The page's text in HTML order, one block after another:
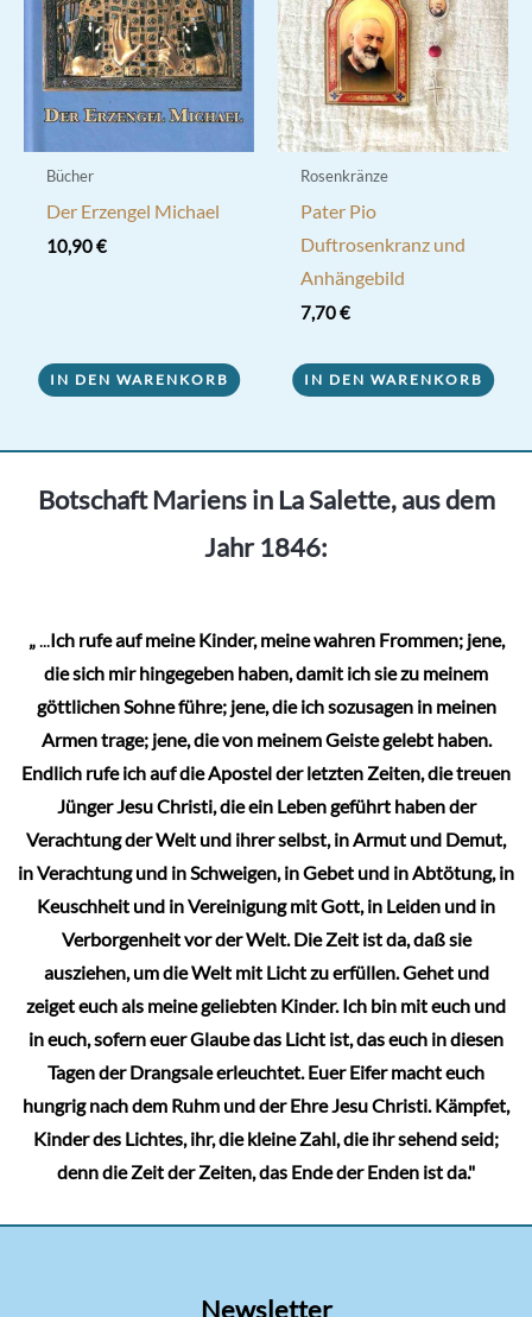
Bücher
Der Erzengel Michael
10,90€
IN DEN WARENKORB
Rosenkränze
Pater Pio
Duftrosenkranz und
Anhängebild
7,70€
IN DEN WARENKORB
Botschaft Mariens in La Salette, aus dem
Jahr 1846:
„...Ich rufe auf meine Kinder, meine wahren Frommen; jene,
die sich mir hingegeben haben, damit ich sie zu meinem
göttlichen Sohne führe; jene, die ich sozusagen in meinen
Armen trage; jene, die von meinem Geiste gelebt haben.
Endlich rufe ich auf die Apostel der letzten Zeiten, die treuen
Jünger Jesu Christi, die ein Leben geführt haben der
Verachtung der Welt und ihrer selbst, in Armut und Demut,
in Verachtung und in Schweigen, in Gebet und in Abtötung, in
Keuschheit und in Vereinigung mit Gott, in Leiden und in
Verborgenheit vor der Welt. Die Zeit ist da, daß sie
ausziehen, um die Welt mit Licht zu erfüllen. Gehet und
zeiget euch als meine geliebten Kinder. Ich bin mit euch und
in euch, sofern euer Glaube das Licht ist, das euch in diesen
Tagen der Drangsale erleuchtet. Euer Eifer macht euch
hungrig nach dem Ruhm und der Ehre Jesu Christi. Kämpfet,
Kinder des Lichtes, ihr, die kleine Zahl, die ihr sehend seid;
denn die Zeit der Zeiten, das Ende der Enden ist da."
Newsletter